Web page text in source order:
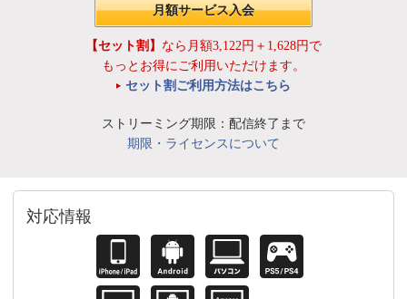
月額サービス入会
【セット割】 なら月額3,122円＋1,628円で
もっとお得にご利用いただけます。
セット割ご利用方法はこちら
ストリーミング期限：配信終了まで
期限・ライセンスについて
対応情報